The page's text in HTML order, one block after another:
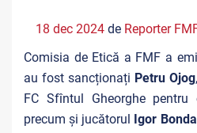
18 dec 2024 de Reporter
Comisia de Etică a FMF a
au fost sancționați Petru Ojog
FC Sfîntul Gheorghe
precum și jucătorul Igor